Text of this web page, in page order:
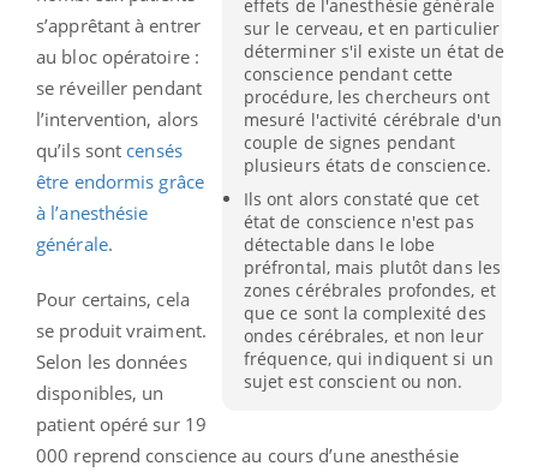
effets de l'anesthésie générale
sur le cerveau, et en particulier
déterminer s'il existe un état de
conscience pendant cette
procédure, les chercheurs ont
mesuré l'activité cérébrale d'un
couple de signes pendant
plusieurs états de conscience.
Ils ont alors constaté que cet
état de conscience n'est pas
détectable dans le lobe
préfrontal, mais plutôt dans les
zones cérébrales profondes, et
que ce sont la complexité des
ondes cérébrales, et non leur
fréquence, qui indiquent si un
sujet est conscient ou non.
s’apprêtant à entrer
au bloc opératoire :
se réveiller pendant
l’intervention, alors
qu’ils sont censés
être endormis grâce
à l’anesthésie
générale.
Pour certains, cela
se produit vraiment.
Selon les données
disponibles, un
patient opéré sur 19
000 reprend conscience au cours d’une anesthésie